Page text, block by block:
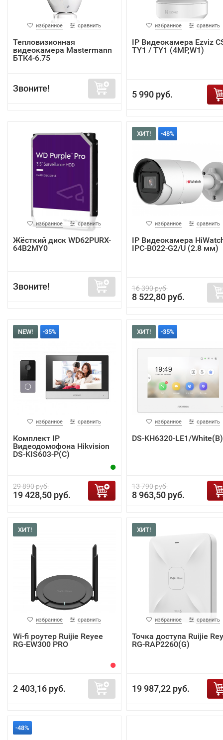
избранное сравнить
Тепловизионная
видеокамера Mastermann
БТК4-6.75
Звоните!
избранное сравнить
IP Видеокамера Ezviz
TY1 / TY1 (4MP,W1)
5 990 руб.
избранное сравнить
Жёсткий диск WD62PURX-
64B2MY0
Звоните!
ХИТ! -48%
избранное сравнить
IP Видеокамера
IPC-B022-G2/U (2.8 мм)
16 390 руб.
8 522,80 руб.
NEW! -35%
избранное сравнить
Комплект IP
Видеодомофона Hikvision
DS-KIS603-P(C)
29 890 руб.
19 428,50 руб.
ХИТ! -35%
избранное сравнить
DS-KH6320-LE1/White(B)
13 790 руб.
8 963,50 руб.
ХИТ!
избранное сравнить
Wi-fi роутер Ruijie Reyee
RG-EW300 PRO
2 403,16 руб.
ХИТ!
избранное сравнить
Точка доступа Ruijie
RG-RAP2260(G)
19 987,22 руб.
-48%